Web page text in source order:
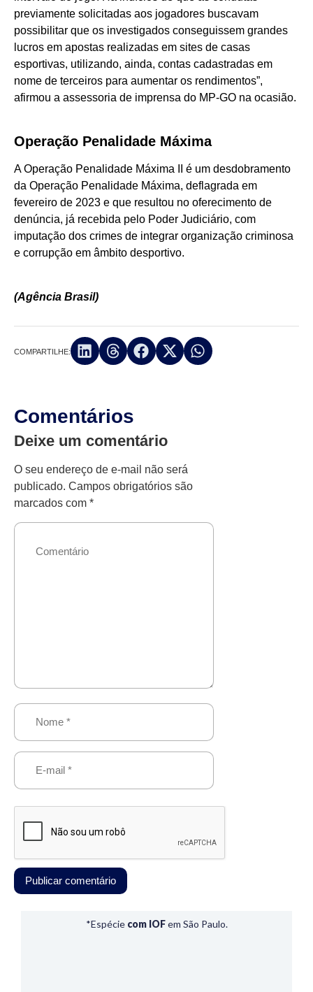
previamente solicitadas aos jogadores buscavam
possibilitar que os investigados conseguissem grandes
lucros em apostas realizadas em sites de casas
esportivas, utilizando, ainda, contas cadastradas em
nome de terceiros para aumentar os rendimentos”,
afirmou a assessoria de imprensa do MP-GO na ocasião.
Operação Penalidade Máxima
A Operação Penalidade Máxima II é um desdobramento
da Operação Penalidade Máxima, deflagrada em
fevereiro de 2023 e que resultou no oferecimento de
denúncia, já recebida pelo Poder Judiciário, com
imputação dos crimes de integrar organização criminosa
e corrupção em âmbito desportivo.
(Agência Brasil)
COMPARTILHE:
Comentários
Deixe um comentário
O seu endereço de e-mail não será
publicado. Campos obrigatórios são
marcados com *